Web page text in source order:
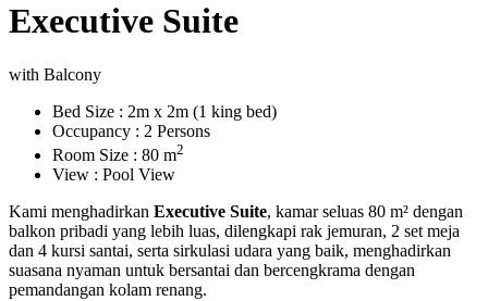
Executive Suite
with Balcony
Bed Size : 2m x 2m (1 king bed)
Occupancy : 2 Persons
Room Size : 80 m2
View : Pool View
Kami menghadirkan Executive Suite, kamar seluas 80 m² dengan
balkon pribadi yang lebih luas, dilengkapi rak jemuran, 2 set meja
dan 4 kursi santai, serta sirkulasi udara yang baik, menghadirkan
suasana nyaman untuk bersantai dan bercengkrama dengan
pemandangan kolam renang.